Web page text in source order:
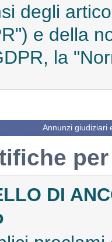
degli
e della
la
Annunzi giudiziari
DI